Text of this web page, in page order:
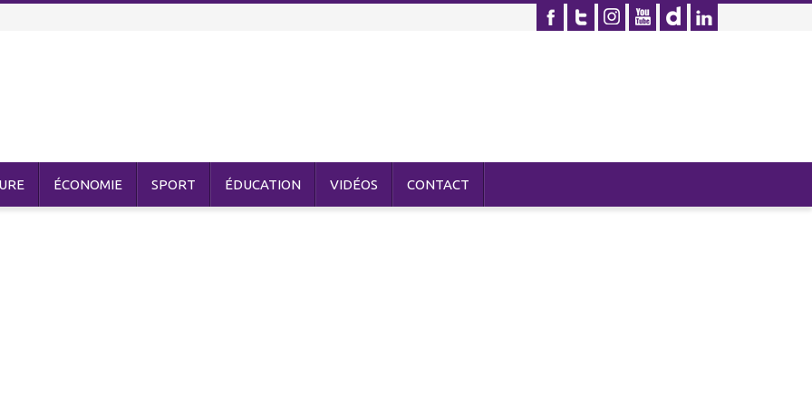
ÉCONOMIE SPORT ÉDUCATION VIDÉOS CONTACT